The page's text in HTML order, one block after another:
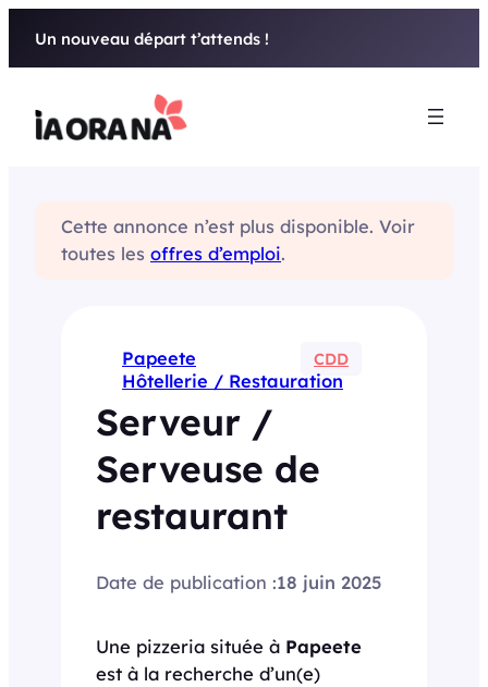
Un nouveau départ t’attends !
Cette annonce n’est plus disponible. Voir
toutes les offres d’emploi.
Papeete CDD
Hôtellerie / Restauration
Serveur /
Serveuse de
restaurant
Date de publication :18 juin 2025
Une pizzeria située à Papeete
est à la recherche d’un(e)